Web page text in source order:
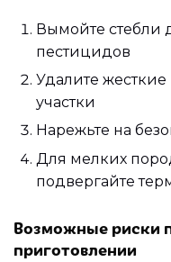
Вымойте стебли
пестицидов
Удалите
участки
Нарежьте на
Для мелких
подвергайте
Возможные риски
приготовлении